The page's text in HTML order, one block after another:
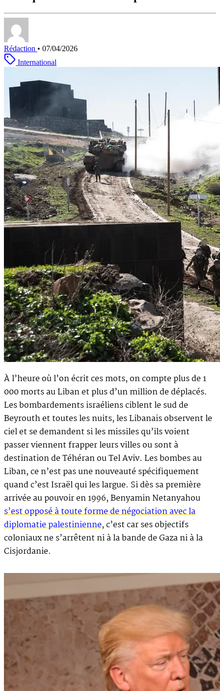
Rédaction • 07/04/2026
International
À l’heure où l’on écrit ces mots, on compte plus de 1
000 morts au Liban et plus d’un million de déplacés.
Les bombardements israéliens ciblent le sud de
Beyrouth et toutes les nuits, les Libanais observent le
ciel et se demandent si les missiles qu’ils voient
passer viennent frapper leurs villes ou sont à
destination de Téhéran ou Tel Aviv. Les bombes au
Liban, ce n’est pas une nouveauté spécifiquement
quand c’est Israël qui les largue. Si dès sa première
arrivée au pouvoir en 1996, Benyamin Netanyahou
s’est opposé à toute forme de négociation avec la
diplomatie palestinienne, c’est car ses objectifs
coloniaux ne s’arrêtent ni à la bande de Gaza ni à la
Cisjordanie.